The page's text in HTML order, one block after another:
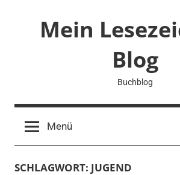
Mein
Blog
Buchblog
Menü
SCHLAGWORT: JUGEND